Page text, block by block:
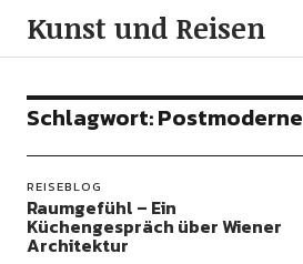
Kunst und Reisen
Schlagwort:Postmoderne
REISEBLOG
Raumgefühl – Ein
Küchengespräch über Wiener
Architektur